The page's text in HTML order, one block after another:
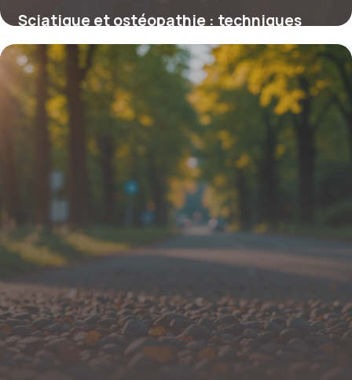
Sciatique et ostéopathie : techniques
efficaces pour soulager la douleur
23 février 2026